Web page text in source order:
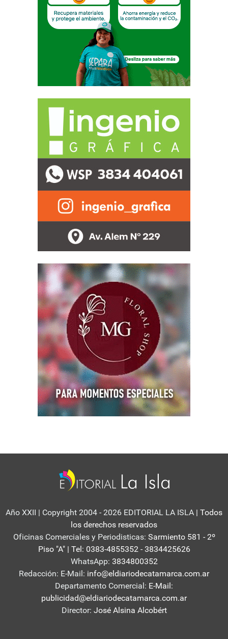
Año XXII | Copyright 2004 - 2026 EDITORIAL LA ISLA | Todos
los derechos reservados
Oficinas Comerciales y Periodisticas: Sarmiento 581 - 2º
Piso "A" | Tel: 0383-4855352 - 3834425626
WhatsApp: 3834800352
Redacción: E-Mail: info@eldiariodecatamarca.com.ar
Departamento Comercial: E-Mail:
publicidad@eldiariodecatamarca.com.ar
Director: José Alsina Alcobért